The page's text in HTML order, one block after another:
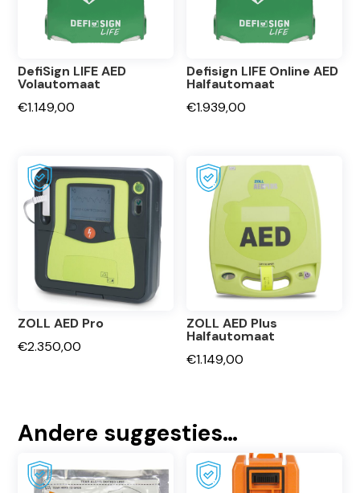
DefiSign LIFE AED
Volautomaat
€1.149,00
Defisign LIFE Online AED
Halfautomaat
€1.939,00
ZOLL AED Pro
€2.350,00
ZOLL AED Plus
Halfautomaat
€1.149,00
Andere suggesties…